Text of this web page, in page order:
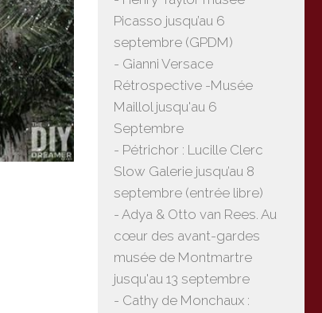
Picasso jusqu’au 6
septembre (GPDM)
- Gianni Versace
Rétrospective -Musée
Maillol jusqu'au 6
Septembre
- Pétrichor : Lucille Clerc
Slow Galerie jusqu’au 8
septembre (entrée libre)
- Adya & Otto van Rees. Au
cœur des avant-gardes
musée de Montmartre
jusqu'au 13 septembre
- Cathy de Monchaux :